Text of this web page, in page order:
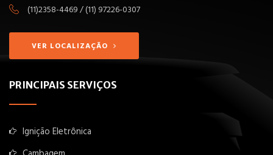
(11)2358-4469 / (11) 97226-0307
VER LOCALIZAÇÃO
PRINCIPAIS SERVIÇOS
Ignição Eletrônica